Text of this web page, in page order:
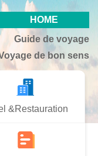
HOME
Guide de voyage
de bon sens
&Restauration